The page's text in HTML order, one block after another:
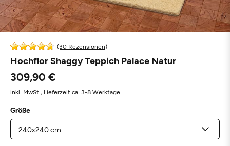
(30 Rezensionen)
Hochflor Shaggy Teppich Palace Natur
309,90 €
inkl. MwSt., Lieferzeit ca. 3-8 Werktage
Größe